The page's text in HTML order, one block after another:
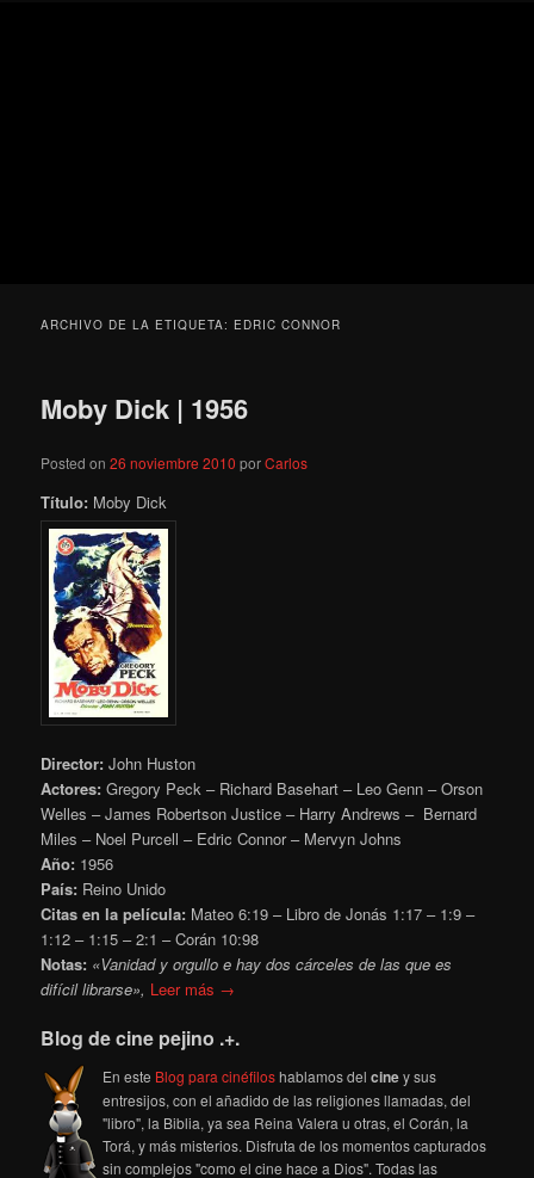
ARCHIVO DE LA ETIQUETA: EDRIC CONNOR
Moby Dick | 1956
Posted on26 noviembre 2010 porCarlos
Título: Moby Dick
Director:John Huston
Actores: Gregory Peck – Richard Basehart – Leo Genn – Orson
Welles – James Robertson Justice – Harry Andrews – Bernard
Miles – Noel Purcell – Edric Connor – Mervyn Johns
Año: 1956
País: Reino Unido
Citas en la película: Mateo 6:19 – Libro de Jonás 1:17 – 1:9 –
1:12 – 1:15 – 2:1 – Corán 10:98
Notas: «Vanidad y orgullo e hay dos cárceles de las que es
difícil librarse», Leer más →
Blog de cine pejino .+.
En este Blog para cinéfiloshablamos delciney sus
entresijos, con el añadido de las religiones llamadas, del
"libro", la Biblia, ya sea Reina Valera u otras, el Corán, la
Torá, y más misterios. Disfruta de los momentos capturados
sin complejos "como el cine hace a Dios". Todas las